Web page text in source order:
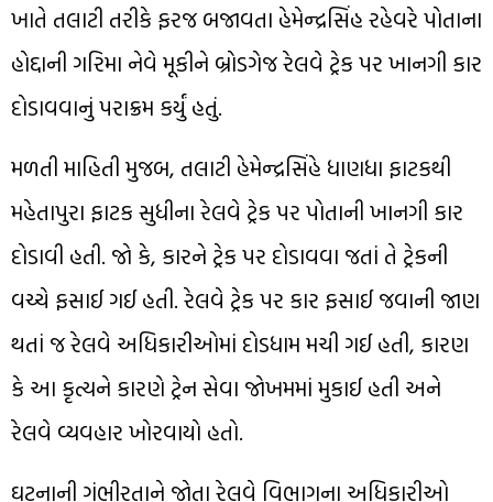
ખાતે તલાટી તરીકે ફરજ બજાવતા હેમેન્દ્રસિંહ રહેવરે પોતાના
હોદ્દાની ગરિમા નેવે મૂકીને બ્રોડગેજ રેલવે ટ્રેક પર ખાનગી કાર
દોડાવવાનું પરાક્રમ કર્યું હતું.
મળતી માહિતી મુજબ, તલાટી હેમેન્દ્રસિંહે ધાણધા ફાટકથી
મહેતાપુરા ફાટક સુધીના રેલવે ટ્રેક પર પોતાની ખાનગી કાર
દોડાવી હતી. જો કે, કારને ટ્રેક પર દોડાવવા જતાં તે ટ્રેકની
વચ્ચે ફસાઈ ગઈ હતી. રેલવે ટ્રેક પર કાર ફસાઈ જવાની જાણ
થતાં જ રેલવે અધિકારીઓમાં દોડધામ મચી ગઈ હતી, કારણ
કે આ કૃત્યને કારણે ટ્રેન સેવા જોખમમાં મુકાઈ હતી અને
રેલવે વ્યવહાર ખોરવાયો હતો.
ઘટનાની ગંભીરતાને જોતા રેલવે વિભાગના અધિકારીઓ